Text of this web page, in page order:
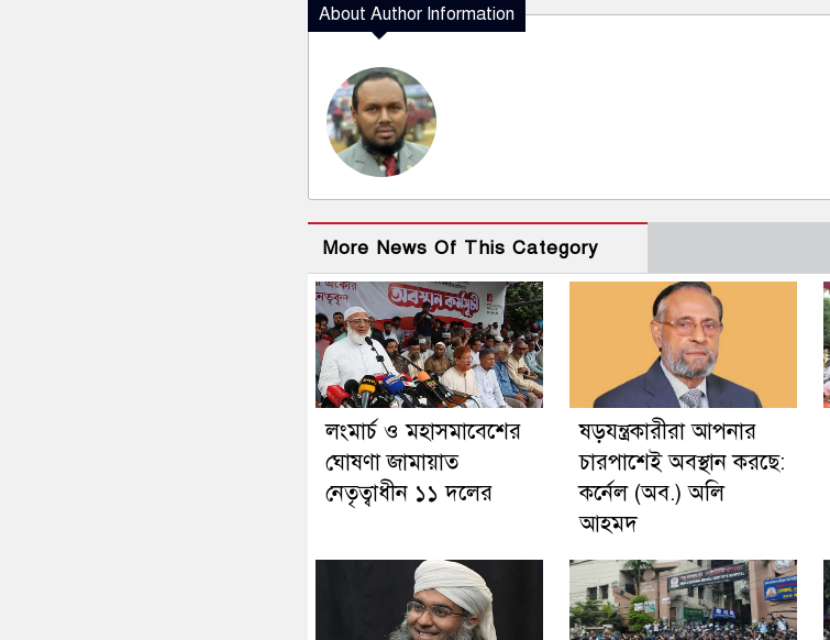
About Author Information
More News Of This Category
লংমার্চ ও মহাসমাবেশের
ঘোষণা জামায়াত
নেতৃত্বাধীন ১১ দলের
ষড়যন্ত্রকারীরা আপনার
চারপাশেই অবস্থান করছে:
কর্নেল (অব.) অলি
আহমদ